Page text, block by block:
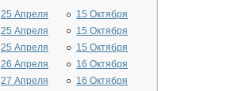
25 Апреля
25 Апреля
25 Апреля
26 Апреля
27 Апреля
15 Октября
15 Октября
15 Октября
16 Октября
16 Октября